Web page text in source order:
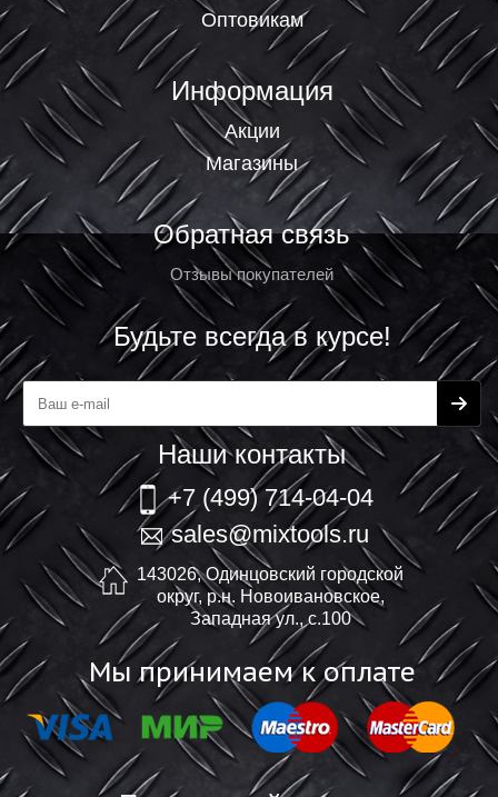
Оптовикам
Информация
Акции
Магазины
Обратная связь
Отзывы покупателей
Будьте всегда в курсе!
Наши контакты
+7 (499) 714-04-04
sales@mixtools.ru
143026, Одинцовский городской
округ, р.н. Новоивановское,
Западная ул., с.100
Мы принимаем к оплате